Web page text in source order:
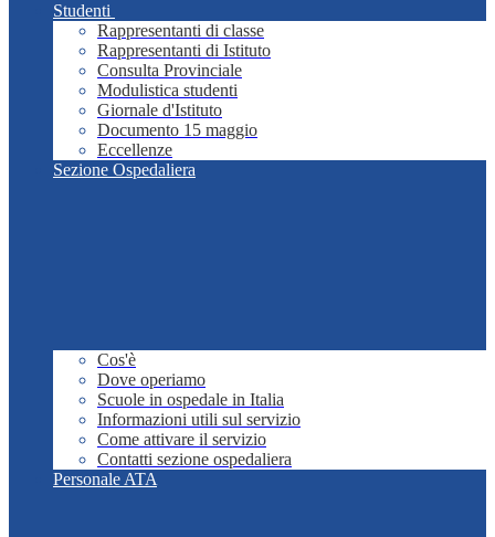
Studenti
Rappresentanti di classe
Rappresentanti di Istituto
Consulta Provinciale
Modulistica studenti
Giornale d'Istituto
Documento 15 maggio
Eccellenze
Sezione Ospedaliera
Cos'è
Dove operiamo
Scuole in ospedale in Italia
Informazioni utili sul servizio
Come attivare il servizio
Contatti sezione ospedaliera
Personale ATA